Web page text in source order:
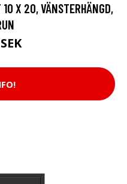
X 20, VÄNSTERHÄNGD,